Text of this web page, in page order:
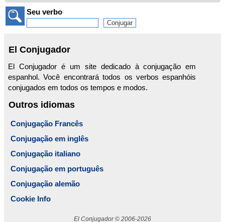
Seu verbo
El Conjugador
El Conjugador é um site dedicado à conjugação em
espanhol. Você encontrará todos os verbos espanhóis
conjugados em todos os tempos e modos.
Outros idiomas
Conjugação Francês
Conjugação em inglês
Conjugação italiano
Conjugação em português
Conjugação alemão
Cookie Info
El Conjugador © 2006-2026